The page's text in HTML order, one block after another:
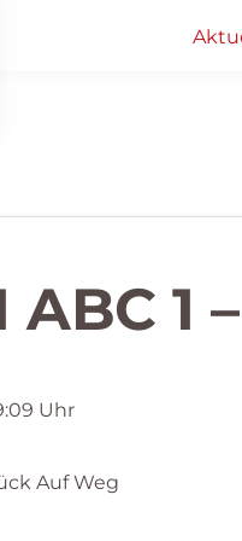
ABC 1
Uhr
Auf Weg